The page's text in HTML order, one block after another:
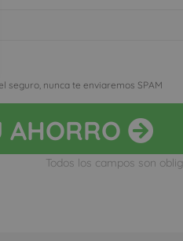
seguro, nunca te enviaremos SPAM
AHORRO
Todos los campos son